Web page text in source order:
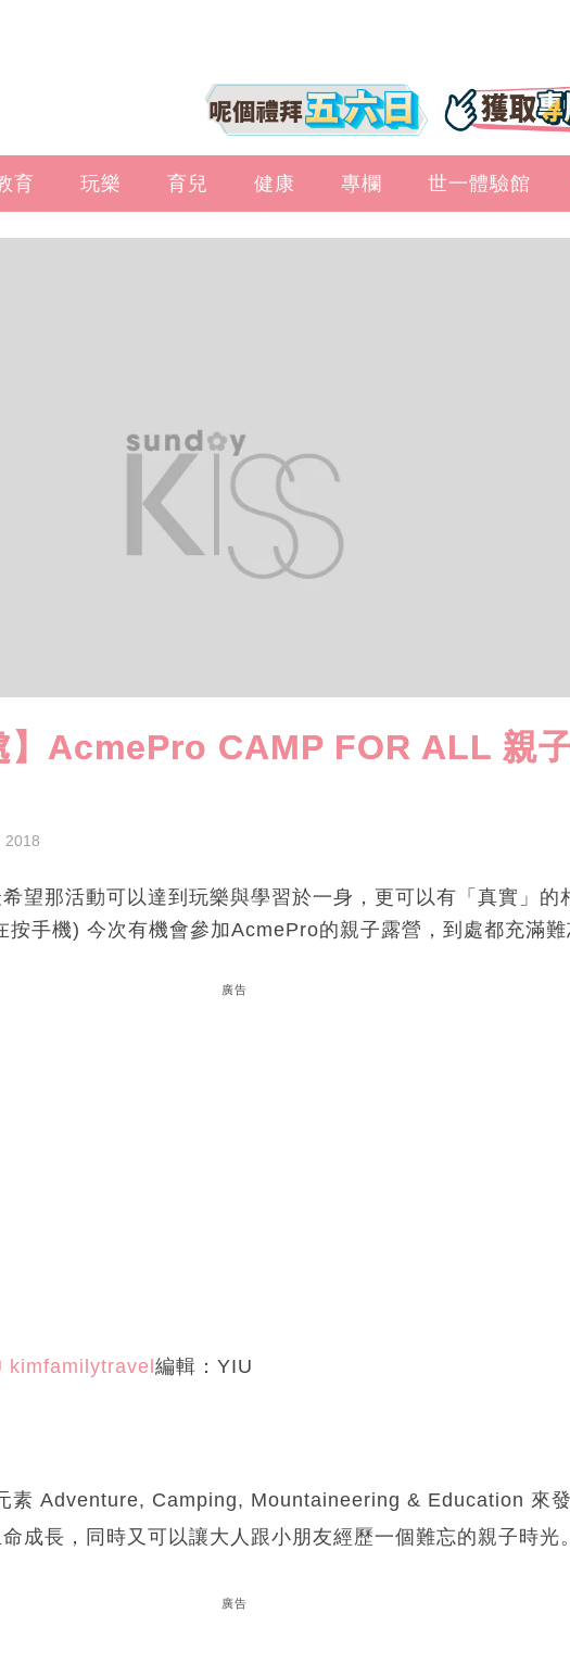
育 玩樂 育兒 健康 專欄 世一體驗館
】AcmePro CAMP FOR ALL 親
2018
望那活動可以達到玩樂與學習於一身，更可以有「真實」的
按手機) 今次有機會參加AcmePro的親子露營，到處都充滿難
廣告
kimfamilytravel編輯：YIU
素 Adventure, Camping, Mountaineering & Education 來
成長，同時又可以讓大人跟小朋友經歷一個難忘的親子時光。
廣告